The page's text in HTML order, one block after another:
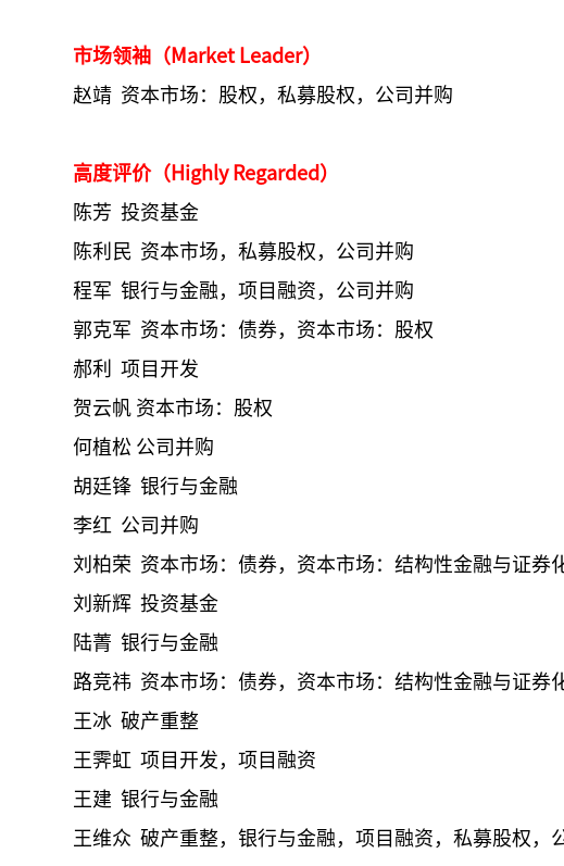
市场领袖（Market Leader）
赵靖 资本市场：股权，私募股权，公司并购
高度评价（Highly Regarded）
陈芳 投资基金
陈利民 资本市场，私募股权，公司并购
程军 银行与金融，项目融资，公司并购
郭克军 资本市场：债券，资本市场：股权
郝利 项目开发
贺云帆 资本市场：股权
何植松 公司并购
胡廷锋 银行与金融
李红 公司并购
刘柏荣 资本市场：债券，资本市场：结构性金融与证券
刘新辉 投资基金
陆菁 银行与金融
路竞祎 资本市场：债券，资本市场：结构性金融与证券
王冰 破产重整
王霁虹 项目开发，项目融资
王建 银行与金融
王维众 破产重整，银行与金融，项目融资，私募股权，